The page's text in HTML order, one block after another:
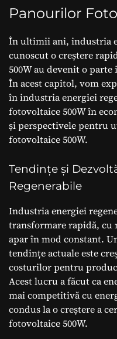
Panourilor
În ultimii ani, industria
cunoscut o creștere
500W au devenit o
În acest capitol, vom
în industria energiei
fotovoltaice 500W în
și perspectivele pentru
fotovoltaice 500W.
Tendințe și
Regenerabile
Industria energiei
transformare rapidă,
apar în mod constant.
tendințe actuale este
costurilor pentru
Acest lucru a făcut ca
mai competitivă cu
condus la o creștere a
fotovoltaice 500W.